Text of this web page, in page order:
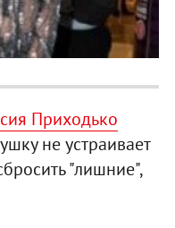
Приходько
не устраивает
"лишние",